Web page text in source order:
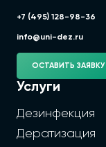
+7 (495) 128-98-36
info@uni-dez.ru
ОСТАВИТЬ ЗАЯВКУ
Услуги
Дезинфекция
Дератизация